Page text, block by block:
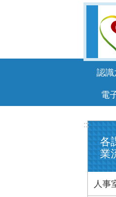
認識
電
:::
各
業
人事